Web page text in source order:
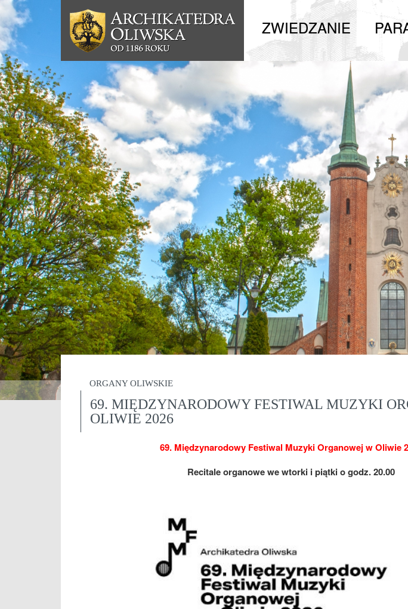
ZWIEDZANIE
ORGANY OLIWSKIE
69. MIĘDZYNARODOWY FESTIWAL MUZYKI
OLIWIE 2026
69. Międzynarodowy Festiwal Muzyki Organowej w Oliwie
Recitale organowe we wtorki i piątki o godz. 20.00